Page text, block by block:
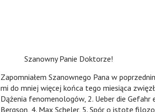
Szanowny Panie Doktorze!
Zapomniałem Szanownego Pana w
mi do mniej więcej końca tego miesiąca
Dążenia fenomenologów, 2. Ueber die
Bergson, 4. Max Scheler, 5. Spór o istotę